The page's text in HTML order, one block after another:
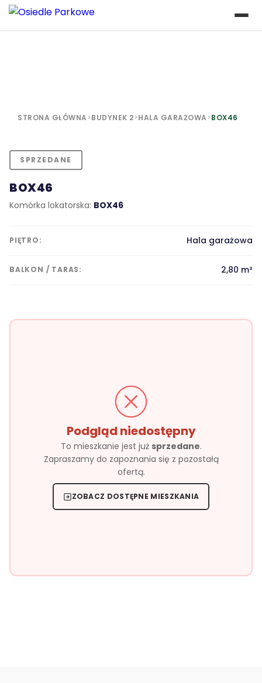
STRONA GŁÓWNA>BUDYNEK 2>HALA GARAŻOWA>BOX46
SPRZEDANE
BOX46
Komórka lokatorska: BOX46
PIĘTRO: Hala garażowa
BALKON / TARAS: 2,80 m²
Podgląd niedostępny
To mieszkanie jest już sprzedane.
Zapraszamy do zapoznania się z pozostałą
ofertą.
ZOBACZ DOSTĘPNE MIESZKANIA